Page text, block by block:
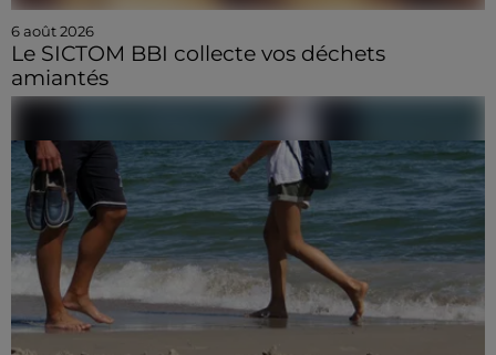
6 août 2026
Le SICTOM BBI collecte vos déchets
amiantés